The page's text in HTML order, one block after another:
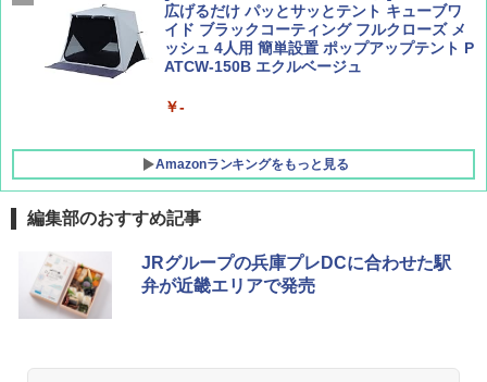
広げるだけ パッとサッとテント キューブワ
イド ブラックコーティング フルクローズ メ
ッシュ 4人用 簡単設置 ポップアップテント P
ATCW-150B エクルベージュ
￥-
Amazonランキングをもっと見る
GRANDOOR ステンレス保冷剤 2個セット 2
026リニューアル 急速冷凍 空間倍増 衛生的
コンパクト 保冷力長持ち
編集部のおすすめ記事
JRグループの兵庫プレDCに合わせた駅
弁が近畿エリアで発売